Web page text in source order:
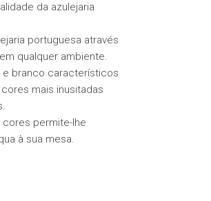
da azulejaria
portuguesa através
qualquer ambiente.
e branco característicos
mais inusitadas
permite-lhe
à sua mesa.